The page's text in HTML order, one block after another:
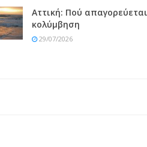
Αττική: Πού
κολύμβηση
29/07/2026